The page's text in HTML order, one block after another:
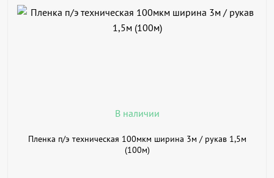
В КОРЗИНУ
В наличии
Пленка п/э техническая 100мкм ширина 3м / рукав 1,5м
(100м)